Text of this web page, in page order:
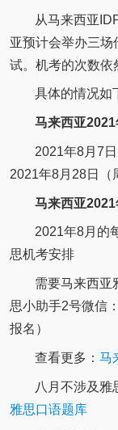
从马来西亚
亚预计会举办三
试。机考的次数依
具体的情况如
马来西亚2021
2021年8月7
2021年8月28日（
马来西亚2021
2021年8月的
思机考安排
需要马来西亚
思小助手2号微信
报名）
查看更多： 马
八月不涉及雅
雅思口语题库